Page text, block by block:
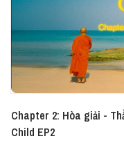
Chapter 2: Hòa giải -
Child EP2